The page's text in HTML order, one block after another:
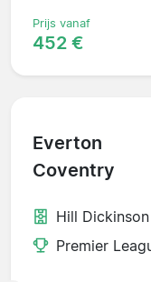
Prijs vanaf
452 €
Everton
Coventry
Hill
Premier